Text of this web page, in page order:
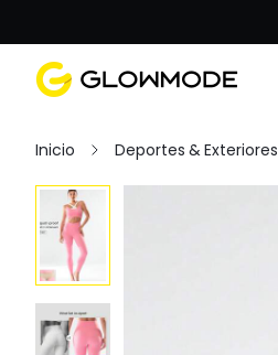
Inicio Deportes & Exteriores